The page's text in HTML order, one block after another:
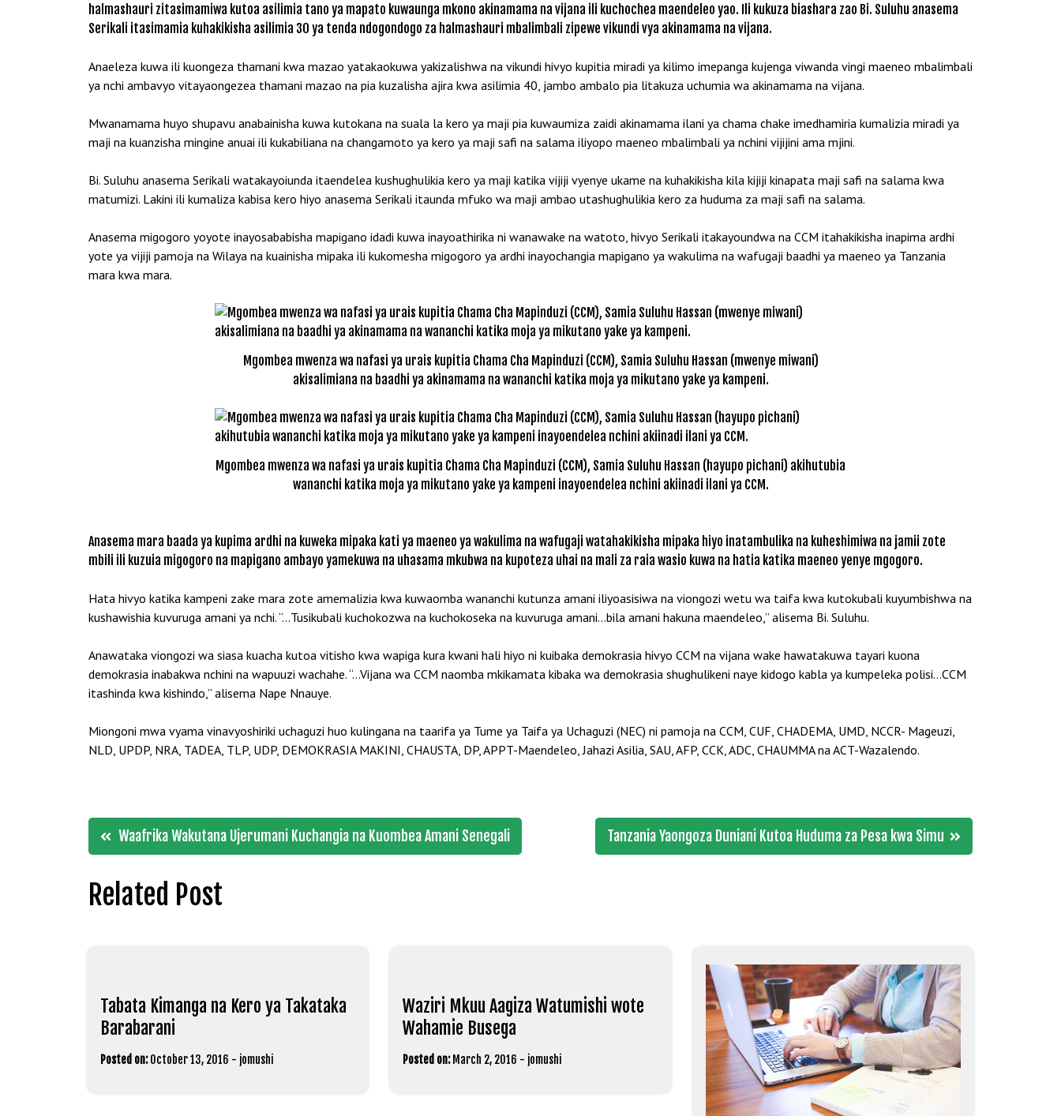
halmashauri zitasimamiwa kutoa asilimia tano ya mapato kuwaunga mkono akinamama na vijana ili kuchochea maendeleo yao. Ili kukuza biashara zao Bi. Suluhu anasema
Serikali itasimamia kuhakikisha asilimia 30 ya tenda ndogondogo za halmashauri mbalimbali zipewe vikundi vya akinamama na vijana.
Anaeleza kuwa ili kuongeza thamani kwa mazao yatakaokuwa yakizalishwa na vikundi hivyo kupitia miradi ya kilimo imepanga kujenga viwanda vingi maeneo mbalimbali
ya nchi ambavyo vitayaongezea thamani mazao na pia kuzalisha ajira kwa asilimia 40, jambo ambalo pia litakuza uchumia wa akinamama na vijana.
Mwanamama huyo shupavu anabainisha kuwa kutokana na suala la kero ya maji pia kuwaumiza zaidi akinamama ilani ya chama chake imedhamiria kumalizia miradi ya
maji na kuanzisha mingine anuai ili kukabiliana na changamoto ya kero ya maji safi na salama iliyopo maeneo mbalimbali ya nchini vijijini ama mjini.
Bi. Suluhu anasema Serikali watakayoiunda itaendelea kushughulikia kero ya maji katika vijiji vyenye ukame na kuhakikisha kila kijiji kinapata maji safi na salama kwa
matumizi. Lakini ili kumaliza kabisa kero hiyo anasema Serikali itaunda mfuko wa maji ambao utashughulikia kero za huduma za maji safi na salama.
Anasema migogoro yoyote inayosababisha mapigano idadi kuwa inayoathirika ni wanawake na watoto, hivyo Serikali itakayoundwa na CCM itahakikisha inapima ardhi
yote ya vijiji pamoja na Wilaya na kuainisha mipaka ili kukomesha migogoro ya ardhi inayochangia mapigano ya wakulima na wafugaji baadhi ya maeneo ya Tanzania
mara kwa mara.
Mgombea mwenza wa nafasi ya urais kupitia Chama Cha Mapinduzi (CCM), Samia Suluhu Hassan (mwenye miwani)
akisalimiana na baadhi ya akinamama na wananchi katika moja ya mikutano yake ya kampeni.
Mgombea mwenza wa nafasi ya urais kupitia Chama Cha Mapinduzi (CCM), Samia Suluhu Hassan (hayupo pichani) akihutubia
wananchi katika moja ya mikutano yake ya kampeni inayoendelea nchini akiinadi ilani ya CCM.
Anasema mara baada ya kupima ardhi na kuweka mipaka kati ya maeneo ya wakulima na wafugaji watahakikisha mipaka hiyo inatambulika na kuheshimiwa na jamii zote
mbili ili kuzuia migogoro na mapigano ambayo yamekuwa na uhasama mkubwa na kupoteza uhai na mali za raia wasio kuwa na hatia katika maeneo yenye mgogoro.
Hata hivyo katika kampeni zake mara zote amemalizia kwa kuwaomba wananchi kutunza amani iliyoasisiwa na viongozi wetu wa taifa kwa kutokubali kuyumbishwa na
kushawishia kuvuruga amani ya nchi. “…Tusikubali kuchokozwa na kuchokoseka na kuvuruga amani…bila amani hakuna maendeleo,” alisema Bi. Suluhu.
Anawataka viongozi wa siasa kuacha kutoa vitisho kwa wapiga kura kwani hali hiyo ni kuibaka demokrasia hivyo CCM na vijana wake hawatakuwa tayari kuona
demokrasia inabakwa nchini na wapuuzi wachahe. “…Vijana wa CCM naomba mkikamata kibaka wa demokrasia shughulikeni naye kidogo kabla ya kumpeleka polisi…CCM
itashinda kwa kishindo,” alisema Nape Nnauye.
Miongoni mwa vyama vinavyoshiriki uchaguzi huo kulingana na taarifa ya Tume ya Taifa ya Uchaguzi (NEC) ni pamoja na CCM, CUF, CHADEMA, UMD, NCCR- Mageuzi,
NLD, UPDP, NRA, TADEA, TLP, UDP, DEMOKRASIA MAKINI, CHAUSTA, DP, APPT-Maendeleo, Jahazi Asilia, SAU, AFP, CCK, ADC, CHAUMMA na ACT-Wazalendo.
Post
navigation
Waafrika Wakutana Ujerumani Kuchangia na Kuombea Amani Senegali Tanzania Yaongoza Duniani Kutoa Huduma za Pesa kwa Simu
Related Post
Tabata Kimanga na Kero ya Takataka
Barabarani
Posted on: October 13, 2016 - jomushi
Waziri Mkuu Aagiza Watumishi wote
Wahamie Busega
Posted on: March 2, 2016 - jomushi